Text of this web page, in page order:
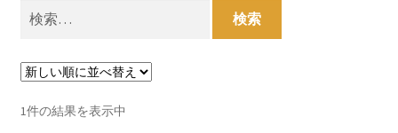
ッ
検
索:
1件の結果を表示中